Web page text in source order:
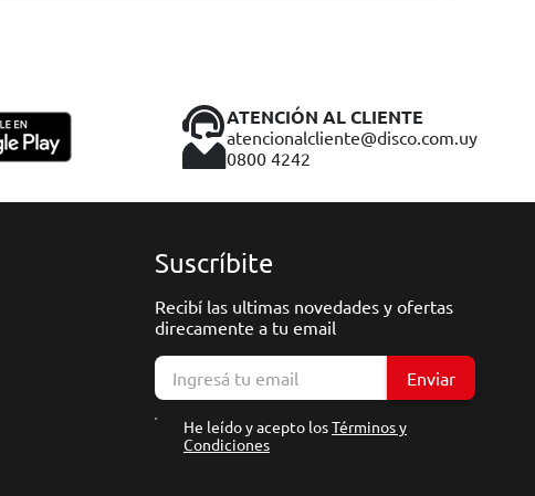
ATENCIÓN AL CLIENTE
atencionalcliente@disco.com.uy
0800 4242
Suscríbite
Recibí las ultimas novedades y ofertas
direcamente a tu email
Enviar
He leído y acepto losTérminos y
Condiciones